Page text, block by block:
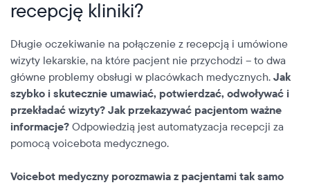
recepcję kliniki?
Długie oczekiwanie na połączenie z recepcją i umówione
wizyty lekarskie, na które pacjent nie przychodzi – to dwa
główne problemy obsługi w placówkach medycznych. Jak
szybko i skutecznie umawiać, potwierdzać, odwoływać i
przekładać wizyty? Jak przekazywać pacjentom ważne
informacje? Odpowiedzią jest automatyzacja recepcji za
pomocą voicebota medycznego.
Voicebot medyczny porozmawia z pacjentami tak samo